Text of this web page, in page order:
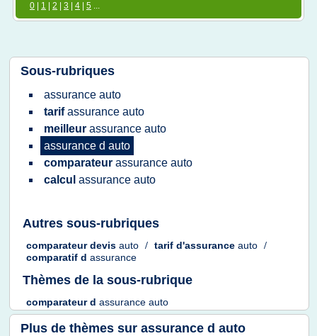
0
1 2 3 4 5 ...
Sous-rubriques
assurance auto
tarifassurance auto
meilleur assurance auto
assurance d auto
comparateur assurance auto
calcul assurance auto
Autres sous-rubriques
comparateur devis auto / tarif d'assurance auto /
comparatif d assurance
Thèmes de la sous-rubrique
comparateurd assurance auto
Plus de thèmes sur assurance d auto